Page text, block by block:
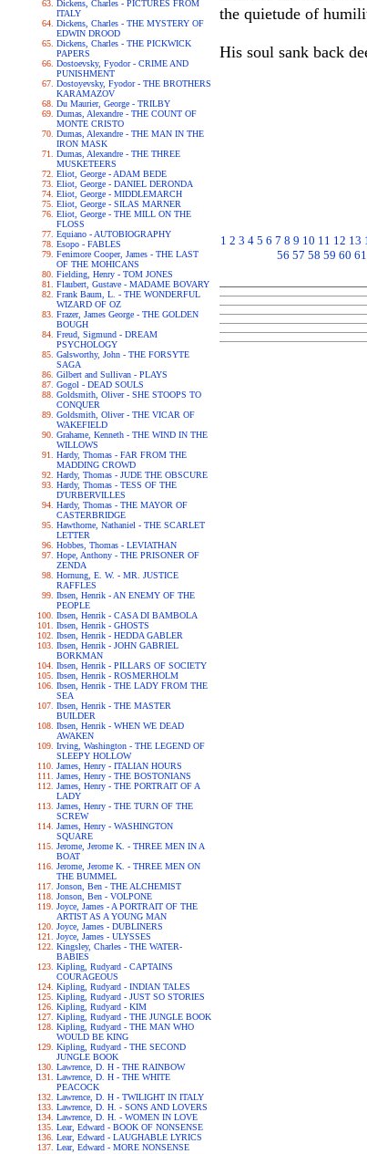
Dickens, Charles - PICTURES FROM
ITALY
Dickens, Charles - THE MYSTERY OF
EDWIN DROOD
Dickens, Charles - THE PICKWICK
PAPERS
Dostoevsky, Fyodor - CRIME AND
PUNISHMENT
Dostoyevsky, Fyodor - THE BROTHERS
KARAMAZOV
Du Maurier, George - TRILBY
Dumas, Alexandre - THE COUNT OF
MONTE CRISTO
Dumas, Alexandre - THE MAN IN THE
IRON MASK
Dumas, Alexandre - THE THREE
MUSKETEERS
Eliot, George - ADAM BEDE
Eliot, George - DANIEL DERONDA
Eliot, George - MIDDLEMARCH
Eliot, George - SILAS MARNER
Eliot, George - THE MILL ON THE
FLOSS
Equiano - AUTOBIOGRAPHY
Esopo - FABLES
Fenimore Cooper, James - THE LAST
OF THE MOHICANS
Fielding, Henry - TOM JONES
Flaubert, Gustave - MADAME BOVARY
Frank Baum, L. - THE WONDERFUL
WIZARD OF OZ
Frazer, James George - THE GOLDEN
BOUGH
Freud, Sigmund - DREAM
PSYCHOLOGY
Galsworthy, John - THE FORSYTE
SAGA
Gilbert and Sullivan - PLAYS
Gogol - DEAD SOULS
Goldsmith, Oliver - SHE STOOPS TO
CONQUER
Goldsmith, Oliver - THE VICAR OF
WAKEFIELD
Grahame, Kenneth - THE WIND IN THE
WILLOWS
Hardy, Thomas - FAR FROM THE
MADDING CROWD
Hardy, Thomas - JUDE THE OBSCURE
Hardy, Thomas - TESS OF THE
D'URBERVILLES
Hardy, Thomas - THE MAYOR OF
CASTERBRIDGE
Hawthorne, Nathaniel - THE SCARLET
LETTER
Hobbes, Thomas - LEVIATHAN
Hope, Anthony - THE PRISONER OF
ZENDA
Hornung, E. W. - MR. JUSTICE
RAFFLES
Ibsen, Henrik - AN ENEMY OF THE
PEOPLE
Ibsen, Henrik - CASA DI BAMBOLA
Ibsen, Henrik - GHOSTS
Ibsen, Henrik - HEDDA GABLER
Ibsen, Henrik - JOHN GABRIEL
BORKMAN
Ibsen, Henrik - PILLARS OF SOCIETY
Ibsen, Henrik - ROSMERHOLM
Ibsen, Henrik - THE LADY FROM THE
SEA
Ibsen, Henrik - THE MASTER
BUILDER
Ibsen, Henrik - WHEN WE DEAD
AWAKEN
Irving, Washington - THE LEGEND OF
SLEEPY HOLLOW
James, Henry - ITALIAN HOURS
James, Henry - THE BOSTONIANS
James, Henry - THE PORTRAIT OF A
LADY
James, Henry - THE TURN OF THE
SCREW
James, Henry - WASHINGTON
SQUARE
Jerome, Jerome K. - THREE MEN IN A
BOAT
Jerome, Jerome K. - THREE MEN ON
THE BUMMEL
Jonson, Ben - THE ALCHEMIST
Jonson, Ben - VOLPONE
Joyce, James - A PORTRAIT OF THE
ARTIST AS A YOUNG MAN
Joyce, James - DUBLINERS
Joyce, James - ULYSSES
Kingsley, Charles - THE WATER-
BABIES
Kipling, Rudyard - CAPTAINS
COURAGEOUS
Kipling, Rudyard - INDIAN TALES
Kipling, Rudyard - JUST SO STORIES
Kipling, Rudyard - KIM
Kipling, Rudyard - THE JUNGLE BOOK
Kipling, Rudyard - THE MAN WHO
WOULD BE KING
Kipling, Rudyard - THE SECOND
JUNGLE BOOK
Lawrence, D. H - THE RAINBOW
Lawrence, D. H - THE WHITE
PEACOCK
Lawrence, D. H - TWILIGHT IN ITALY
Lawrence, D. H. - SONS AND LOVERS
Lawrence, D. H. - WOMEN IN LOVE
Lear, Edward - BOOK OF NONSENSE
Lear, Edward - LAUGHABLE LYRICS
Lear, Edward - MORE NONSENSE
the quietude of
His soul sank back
1 2 3 4 5 6 7 8 9 10 11 12 13
56 57 58 59 60 61